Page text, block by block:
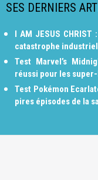
SES DERNIERS
I AM JESUS
catastrophe
Test Marvel’s
réussi pour les
Test Pokémon
pires épisodes de la